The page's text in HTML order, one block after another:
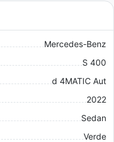
Mercedes-Benz
S 400
d 4MATIC Aut
2022
Sedan
Verde